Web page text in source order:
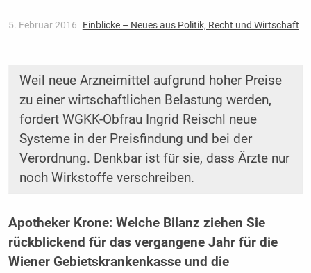
5. Februar 2016 Einblicke – Neues aus Politik, Recht und Wirtschaft
Weil neue Arzneimittel aufgrund hoher Preise
zu einer wirtschaftlichen Belastung werden,
fordert WGKK-Obfrau Ingrid Reischl neue
Systeme in der Preisfindung und bei der
Verordnung. Denkbar ist für sie, dass Ärzte nur
noch Wirkstoffe verschreiben.
Apotheker Krone: Welche Bilanz ziehen Sie
rückblickend für das vergangene Jahr für die
Wiener Gebietskrankenkasse und die